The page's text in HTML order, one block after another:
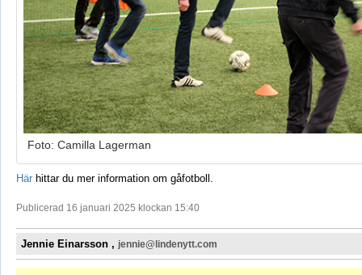
Foto: Camilla Lagerman
Härhittar du mer information om gåfotboll.
Publicerad 16 januari 2025 klockan 15:40
Jennie Einarsson , jennie@lindenytt.com